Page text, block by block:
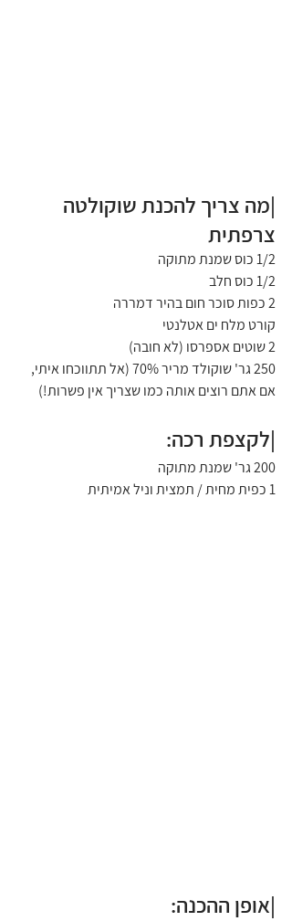
|מה צריך להכנת שוקולטה
צרפתית
1/2 כוס שמנת מתוקה
1/2 כוס חלב
2 כפות סוכר חום בהיר דמררה
קורט מלח ים אטלנטי
2 שוטים אספרסו (לא חובה)
250 גר' שוקולד מריר 70% (אל תתווכחו איתי,
אם אתם רוצים אותה כמו שצריך אין פשרות!)
|לקצפת רכה:
200 גר' שמנת מתוקה
1 כפית מחית / תמצית וניל אמיתית
|אופן ההכנה: